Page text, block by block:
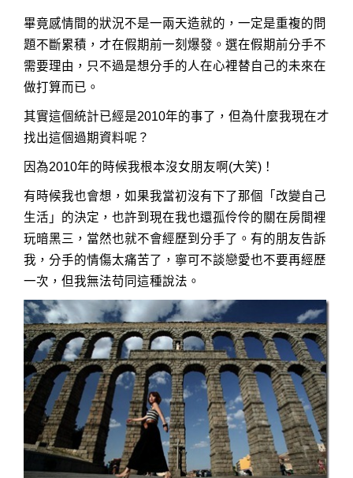
畢竟感情間的狀況不是一兩天造就的，一定是重複的問
題不斷累積，才在假期前一刻爆發。選在假期前分手不
需要理由，只不過是想分手的人在心裡替自己的未來在
做打算而已。
其實這個統計已經是2010年的事了，但為什麼我現在才
找出這個過期資料呢？
因為2010年的時候我根本沒女朋友啊(大笑)！
有時候我也會想，如果我當初沒有下了那個「改變自己
生活」的決定，也許到現在我也還孤伶伶的關在房間裡
玩暗黑三，當然也就不會經歷到分手了。有的朋友告訴
我，分手的情傷太痛苦了，寧可不談戀愛也不要再經歷
一次，但我無法苟同這種說法。